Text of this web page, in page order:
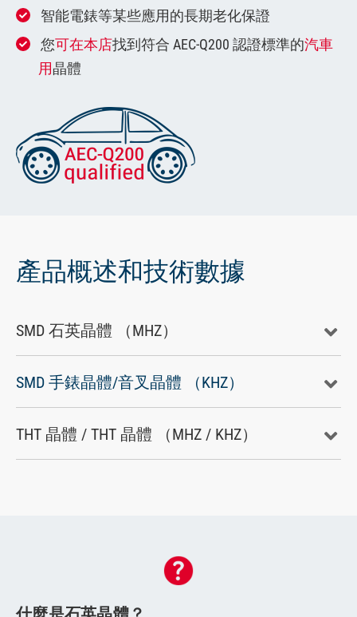
智能電錶等某些應用的長期老化保證
您可在本店找到符合 AEC-Q200 認證標準的汽車
用晶體
產品概述和技術數據
SMD 石英晶體 （MHZ）
SMD 手錶晶體/音叉晶體 （KHZ）
THT 晶體 / THT 晶體 （MHZ / KHZ）